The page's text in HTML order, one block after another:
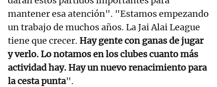
mantener esa atención". "Estamos empezando
un trabajo de muchos años. La Jai Alai League
tiene que crecer. Hay gente con ganas de jugar
y verlo. Lo notamos en los clubes cuanto más
actividad hay. Hay un nuevo renacimiento para
la cesta punta".